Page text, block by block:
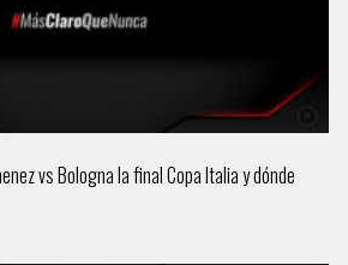
vs Bologna la final Copa Italia y dónde